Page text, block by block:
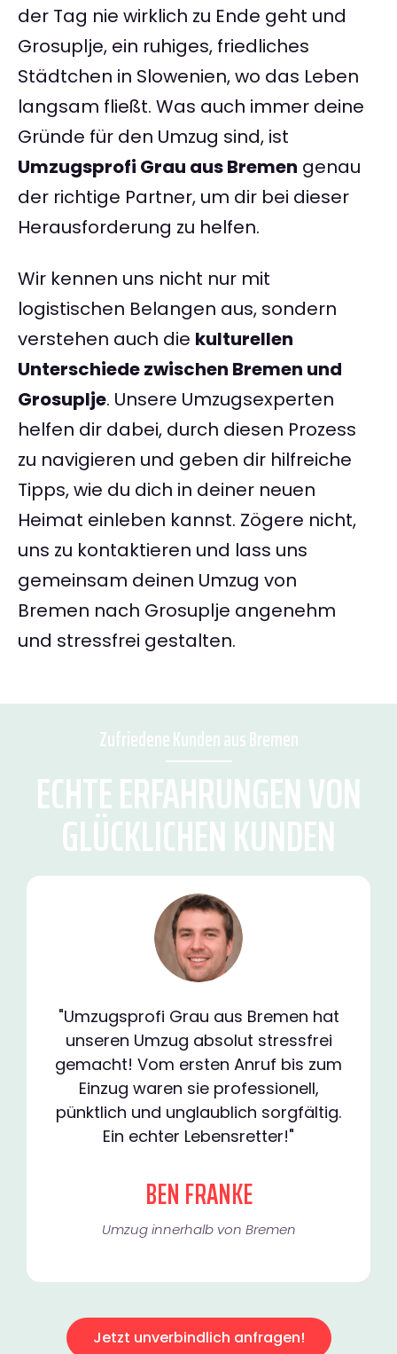
der Tag nie wirklich zu Ende geht und
Grosuplje, ein ruhiges, friedliches
Städtchen in Slowenien, wo das Leben
langsam fließt. Was auch immer deine
Gründe für den Umzug sind, ist
Umzugsprofi Grau aus Bremen genau
der richtige Partner, um dir bei dieser
Herausforderung zu helfen.
Wir kennen uns nicht nur mit
logistischen Belangen aus, sondern
verstehen auch die kulturellen
Unterschiede zwischen Bremen und
Grosuplje. Unsere Umzugsexperten
helfen dir dabei, durch diesen Prozess
zu navigieren und geben dir hilfreiche
Tipps, wie du dich in deiner neuen
Heimat einleben kannst. Zögere nicht,
uns zu kontaktieren und lass uns
gemeinsam deinen Umzug von
Bremen nach Grosuplje angenehm
und stressfrei gestalten.
Zufriedene Kunden aus Bremen
ECHTE ERFAHRUNGEN VON
GLÜCKLICHEN KUNDEN
"Umzugsprofi Grau aus Bremen hat
unseren Umzug absolut stressfrei
gemacht! Vom ersten Anruf bis zum
Einzug waren sie professionell,
pünktlich und unglaublich sorgfältig.
Ein echter Lebensretter!"
BEN FRANKE
Umzug innerhalb von Bremen​
Jetzt unverbindlich anfragen!